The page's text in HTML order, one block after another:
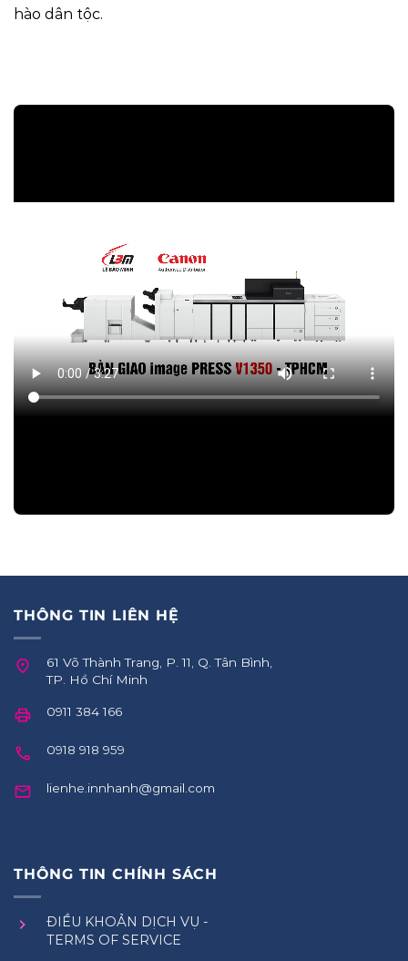
hào dân tộc.
THÔNG TIN LIÊN HỆ
61 Võ Thành Trang, P. 11, Q. Tân Bình,
TP. Hồ Chí Minh
0911 384 166
0918 918 959
lienhe.innhanh@gmail.com
THÔNG TIN CHÍNH SÁCH
ĐIỀU KHOẢN DỊCH VỤ -
TERMS OF SERVICE